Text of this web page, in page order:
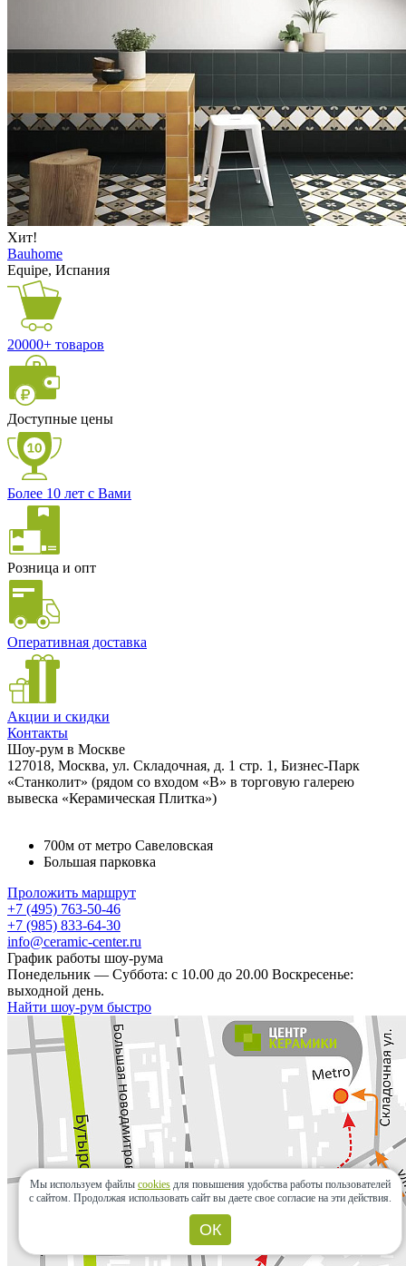
Хит!
Bauhome
Equipe, Испания
20000+ товаров
Доступные цены
Более 10 лет с Вами
Розница и опт
Оперативная доставка
Акции и скидки
Контакты
Шоу-рум в Москве
127018, Москва, ул. Складочная, д. 1 стр. 1, Бизнес-Парк
«Станколит» (рядом со входом «B» в торговую галерею
вывеска «Керамическая Плитка»)
700м от метро Савеловская
Большая парковка
Проложить маршрут
+7 (495) 763-50-46
+7 (985) 833-64-30
info@ceramic-center.ru
График работы шоу-рума
Понедельник — Суббота: с 10.00 до 20.00 Воскресенье:
выходной день.
Найти шоу-рум быстро
Мы используем файлы cookies для повышения удобства работы пользователей
с сайтом. Продолжая использовать сайт вы даете свое согласие на эти действия.
ОК